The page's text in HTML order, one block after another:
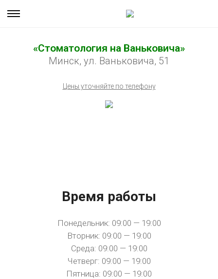
«Стоматология на Ваньковича»
Минск, ул. Ваньковича, 51
Цены уточняйте по телефону
Время работы
Понедельник: 09:00 — 19:00
Вторник: 09:00 — 19:00
Среда: 09:00 — 19:00
Четверг: 09:00 — 19:00
Пятница: 09:00 — 19:00